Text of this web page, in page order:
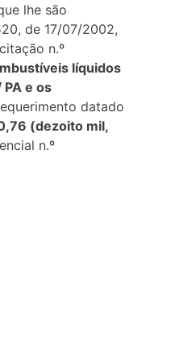
lhe são
de 17/07/2002,
n.º
líquidos
e os
datado
(dezoito mil,
n.º